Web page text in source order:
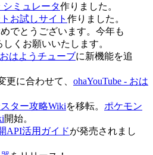
ミュレータ作りました。
お試しサイト 作りました。
でとうございます。今年も
しくお願いいたします。
おはようチューブに新機能を追
更に合わせて、 ohaYouTube - おは
ター攻略Wikiを移転。 ポケモン
開始。
API活用ガイドが発売されまし